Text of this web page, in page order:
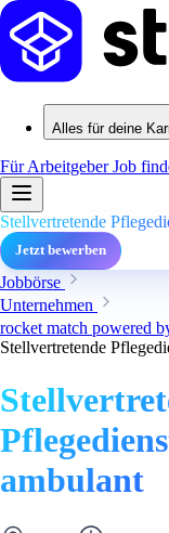
Alles für deine
Für ArbeitgeberJob
Stellvertretende
Jetzt bewerben
Jobbörse
Unternehmen
rocket match powered
Stellvertretende
ambulant